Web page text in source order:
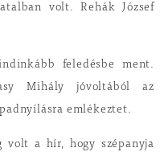
volt. Rehák József
feledésbe ment.
Mihály jóvoltából az
emlékeztet.
volt a hír, hogy szépanyja